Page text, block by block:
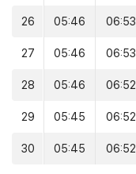
26 05:46 06:53
27 05:46 06:53
28 05:46 06:52
29 05:45 06:52
30 05:45 06:52